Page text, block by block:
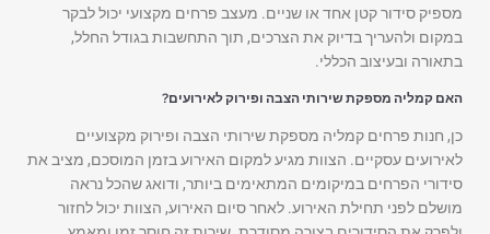
מספיק סידור קטן אחד או שניים. מעצב פרחים מקצועי יכול לבקר
במקום ולהעריך בדיוק את הצרכים, תוך התחשבות בגודל החלל,
בתאורה ובעיצוב הכללי.
האם קמליה מספקת שירותי הצבה ופירוק לאירועים?
כן, חנות פרחים קמליה מספקת שירותי הצבה ופירוק מקצועיים
לאירועים עסקיים. הצוות מגיע למקום האירוע בזמן המוסכם, מציב את
סידורי הפרחים במיקומים המתאימים ביותר, ודואג שהכל נראה
מושלם לפני תחילת האירוע. לאחר סיום האירוע, הצוות יכול לחזור